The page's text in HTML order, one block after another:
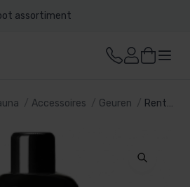
assortiment
Accessoires Geuren Rento Natural sauna geur Aurora